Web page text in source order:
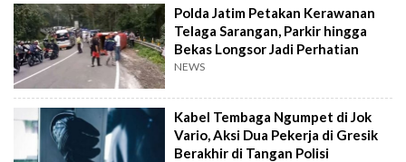
Polda Jatim Petakan Kerawanan
Telaga Sarangan, Parkir hingga
Bekas Longsor Jadi Perhatian
NEWS
Kabel Tembaga Ngumpet di Jok
Vario, Aksi Dua Pekerja di Gresik
Berakhir di Tangan Polisi